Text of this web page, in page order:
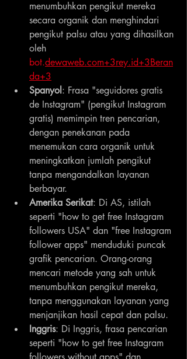
menumbuhkan pengikut mereka
secara organik dan menghindari
pengikut palsu atau yang dihasilkan
oleh
bot.dewaweb.com+3rey.id+3Beran
da+3
Spanyol: Frasa "seguidores gratis
de Instagram" (pengikut Instagram
gratis) memimpin tren pencarian,
dengan penekanan pada
menemukan cara organik untuk
meningkatkan jumlah pengikut
tanpa mengandalkan layanan
berbayar.
Amerika Serikat: Di AS, istilah
seperti "how to get free Instagram
followers USA" dan "free Instagram
follower apps" menduduki puncak
grafik pencarian. Orang-orang
mencari metode yang sah untuk
menumbuhkan pengikut mereka,
tanpa menggunakan layanan yang
menjanjikan hasil cepat dan palsu.
Inggris: Di Inggris, frasa pencarian
seperti "how to get free Instagram